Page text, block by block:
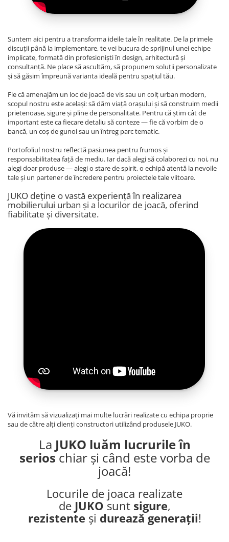
Suntem aici pentru a transforma ideile tale în realitate. De la primele
discuții până la implementare, te vei bucura de sprijinul unei echipe
implicate, formată din profesioniști în design, arhitectură și
consultanță. Ne place să ascultăm, să propunem soluții personalizate
și să găsim împreună varianta ideală pentru spațiul tău.
Fie că amenajăm un loc de joacă de vis sau un colț urban modern,
scopul nostru este același: să dăm viață orașului și să construim medii
prietenoase, sigure și pline de personalitate. Pentru că știm cât de
important este ca fiecare detaliu să conteze — fie că vorbim de o
bancă, un coș de gunoi sau un întreg parc tematic.
Portofoliul nostru reflectă pasiunea pentru frumos și
responsabilitatea față de mediu. Iar dacă alegi să colaborezi cu noi, nu
alegi doar produse — alegi o stare de spirit, o echipă atentă la nevoile
tale și un partener de încredere pentru proiectele tale viitoare.
JUKO deține o vastă experiență în realizarea
mobilierului urban și a locurilor de joacă, oferind
fiabilitate și diversitate.
Vă invităm să vizualizați mai multe lucrări realizate cu echipa proprie
sau de către alți clienți constructori utilizând produsele JUKO.
La JUKO luăm lucrurile în
serios chiar și când este vorba de
joacă!
Locurile de joaca realizate
de JUKOsunt sigure,
rezistente și durează generații!